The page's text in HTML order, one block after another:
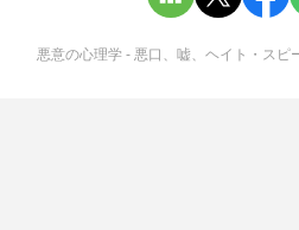
悪意の心理学 - 悪口、嘘、ヘイト・スピ